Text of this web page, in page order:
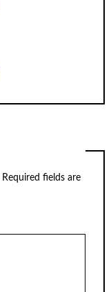
Required fields are